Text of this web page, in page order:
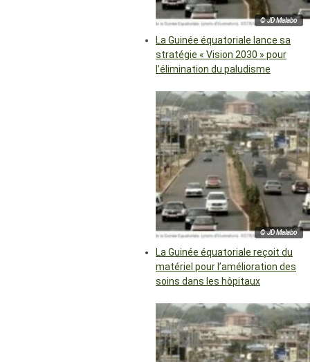
© JD Malabo
La Guinée équatoriale lance sa
stratégie « Vision 2030 » pour
l’élimination du paludisme
© JD Malabo
La Guinée équatoriale reçoit du
matériel pour l’amélioration des
soins dans les hôpitaux